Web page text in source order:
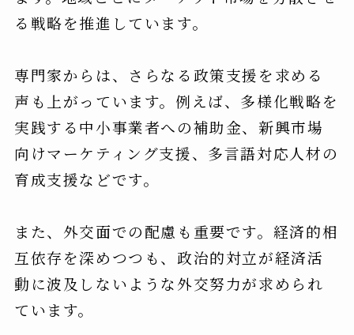
る戦略を推進しています。
専門家からは、さらなる政策支援を求める
声も上がっています。例えば、多様化戦略を
実践する中小事業者への補助金、新興市場
向けマーケティング支援、多言語対応人材の
育成支援などです。
また、外交面での配慮も重要です。経済的相
互依存を深めつつも、政治的対立が経済活
動に波及しないような外交努力が求められ
ています。